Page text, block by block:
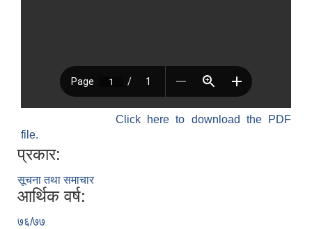
Click here to download the PDF
file.
प्रकार:
सूचना तथा समाचार
आर्थिक वर्ष:
७६/७७